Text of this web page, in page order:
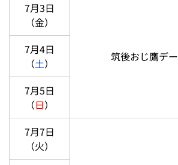
7月3日
（金）
筑後おじ鷹デー
7月4日
（土）
7月5日
（日）
7月7日
（火）